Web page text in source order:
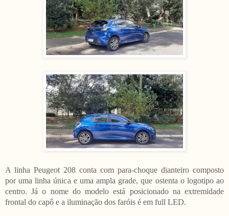
A linha Peugeot 208 conta com para-choque dianteiro composto
por uma linha única e uma ampla grade, que ostenta o logotipo ao
centro. Já o nome do modelo está posicionado na extremidade
frontal do capô e a iluminação dos faróis é em full LED.